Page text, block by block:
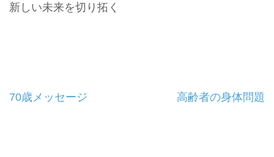
新しい未来を切り拓く
投
70歳メッセージ 高齢者の身体問題